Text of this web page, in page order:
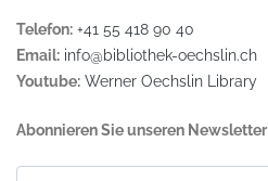
Telefon: +41 55 418 90 40
Email: info@bibliothek-oechslin.ch
Youtube: Werner Oechslin Library
Abonnieren Sie unseren Newsletter